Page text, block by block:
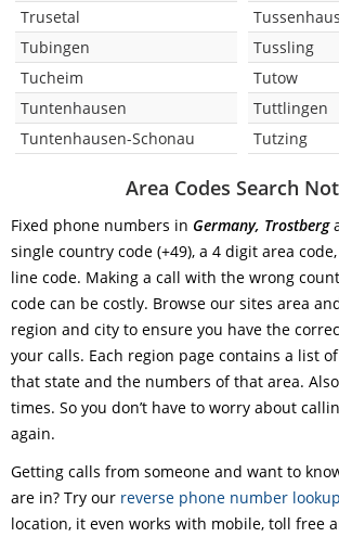
Trusetal
Tubingen
Tucheim
Tuntenhausen
Tuntenhausen-Schonau
Tussling
Tutow
Tuttlingen
Tutzing
Area Codes Search
Fixed phone numbers in Germany, Trostberg
single country code (+49), a 4 digit area
line code. Making a call with the wrong
code can be costly. Browse our sites area
region and city to ensure you have the
your calls. Each region page contains a list
that state and the numbers of that area.
times. So you don’t have to worry about
again.
Getting calls from someone and want to
are in? Try our reverse phone number lookup
location, it even works with mobile, toll free